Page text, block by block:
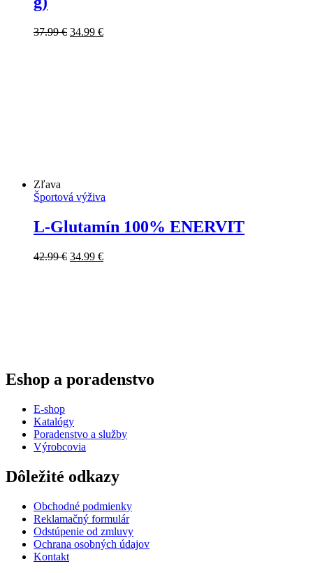
37.99€ Pôvodná
34.99 €Aktuálna
Zľava
Športová výživa
L-Glutamín 100% ENERVIT
42.99€ Pôvodná
34.99 €Aktuálna
Eshop a poradenstvo
E-shop
Katalógy
Poradenstvo a služby
Výrobcovia
Dôležité odkazy
Obchodné podmienky
Reklamačný formulár
Odstúpenie od zmluvy
Ochrana osobných údajov
Kontakt